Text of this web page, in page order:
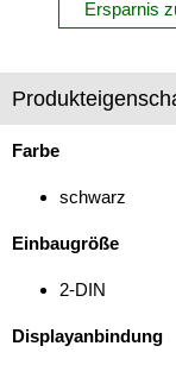
Marderschutz
Ersparnis
Farbe
schwarz
Einbaugröße
2-DIN
Displayanbindung